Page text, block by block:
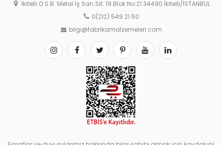
İkitelli O.S.B. Metal İş San.Sit. 19.Blok No:21 34490 İkitelli/İSTANBUL
0(212) 549 21 50
bilgi@fabrikamalzemeleri.com